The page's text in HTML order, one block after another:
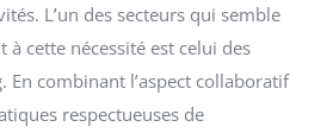
L’un des secteurs qui semble
à cette nécessité est celui des
En combinant l’aspect collaboratif
respectueuses de